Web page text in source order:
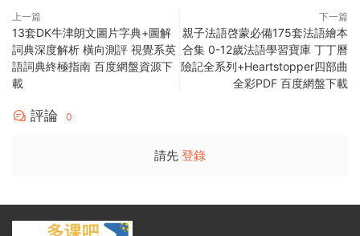
上一篇
13套DK牛津朗文圖片字典+圖解
詞典深度解析 橫向測評 視覺系英
語詞典終極指南 百度網盤資源下
載
下一篇
親子法語啓蒙必備175套法語繪本
合集 0-12歲法語學習寶庫 丁丁曆
險記全系列+Heartstopper四部曲
全彩PDF 百度網盤下載
評論 0
請先 登錄